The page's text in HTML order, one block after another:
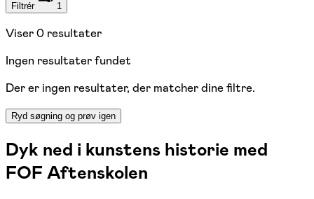
Filtrér 1
Viser0 resultater
Ingen resultater fundet
Der er ingen resultater, der matcher dine filtre.
Ryd søgning og prøv igen
Dyk ned i kunstens historie med
FOF Aftenskolen